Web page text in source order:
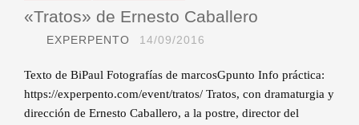
«Tratos» de Ernesto Caballero
EXPERPENTO 14/09/2016
Texto de BiPaul Fotografías de marcosGpunto Info práctica:
https://experpento.com/event/tratos/ Tratos, con dramaturgia y
dirección de Ernesto Caballero, a la postre, director del